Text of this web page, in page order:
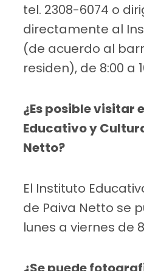
tel. 2308-6074 o
directamente al
(de acuerdo al
residen), de 8:00 a
¿Es posible visitar
Educativo y
Netto?
El Instituto
de Paiva Netto se
lunes a viernes de